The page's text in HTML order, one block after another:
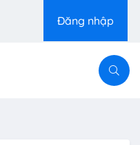
Đăng nhập